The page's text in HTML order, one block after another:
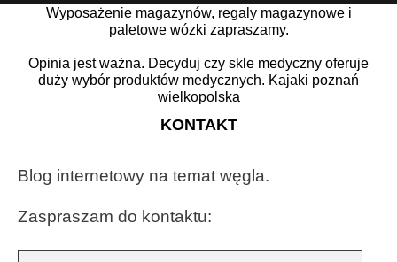
Wyposażenie magazynów, regaly magazynowe i
paletowe wózki zapraszamy.
Opinia jest ważna. Decyduj czy skle medyczny oferuje
duży wybór produktów medycznych. Kajaki poznań
wielkopolska
KONTAKT
Blog internetowy na temat węgla.
Zaspraszam do kontaktu: